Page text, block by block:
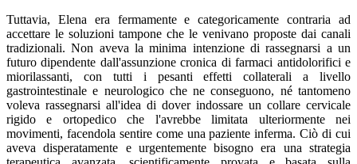
Tuttavia, Elena era fermamente e categoricamente contraria ad
accettare le soluzioni tampone che le venivano proposte dai canali
tradizionali. Non aveva la minima intenzione di rassegnarsi a un
futuro dipendente dall'assunzione cronica di farmaci antidolorifici e
miorilassanti, con tutti i pesanti effetti collaterali a livello
gastrointestinale e neurologico che ne conseguono, né tantomeno
voleva rassegnarsi all'idea di dover indossare un collare cervicale
rigido e ortopedico che l'avrebbe limitata ulteriormente nei
movimenti, facendola sentire come una paziente inferma. Ciò di cui
aveva disperatamente e urgentemente bisogno era una strategia